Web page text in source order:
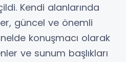
Kendi alanlarında
güncel ve önemli
konuşmacı olarak
ve sunum başlıkları